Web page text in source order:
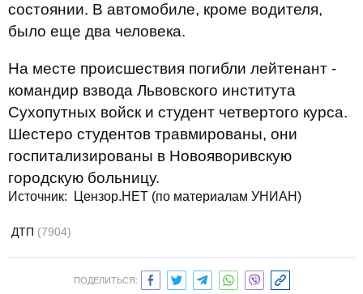
состоянии. В автомобиле, кроме водителя,
было еще два человека.
На месте происшествия погибли лейтенант -
командир взвода Львовского института
Сухопутных войск и студент четвертого курса.
Шестеро студентов травмированы, они
госпитализированы в Новояворивскую
городскую больницу.
Источник: Цензор.НЕТ (по материалам УНИАН)
ДТП (7904)
ПОДЕЛИТЬСЯ: